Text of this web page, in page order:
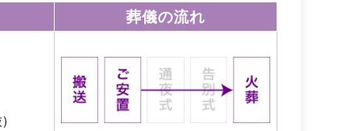
葬儀の流れ